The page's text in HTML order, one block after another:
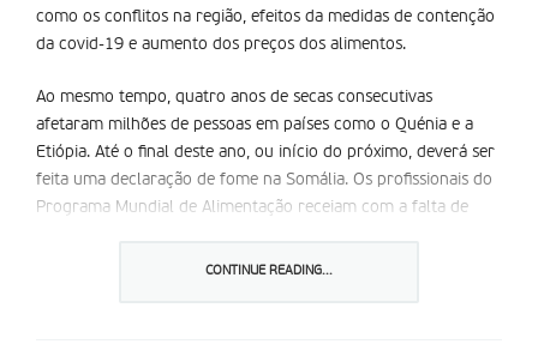
como os conflitos na região, efeitos da medidas de contenção
da covid-19 e aumento dos preços dos alimentos.
Ao mesmo tempo, quatro anos de secas consecutivas
afetaram milhões de pessoas em países como o Quénia e a
Etiópia. Até o final deste ano, ou início do próximo, deverá ser
feita uma declaração de fome na Somália. Os profissionais do
Programa Mundial de Alimentação receiam com a falta de
podem estender aos países vizinhos.
CONTINUE READING...